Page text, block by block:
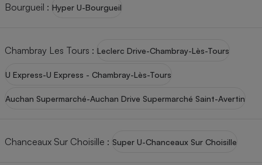
Bourgueil : Hyper U-Bourgueil
Chambray Les Tours : Leclerc Drive-Chambray-Lès-Tours
U Express-U Express - Chambray-Lès-Tours
Auchan Supermarché-Auchan Drive Supermarché Saint-Avertin
Chanceaux Sur Choisille : Super U-Chanceaux Sur Choisille